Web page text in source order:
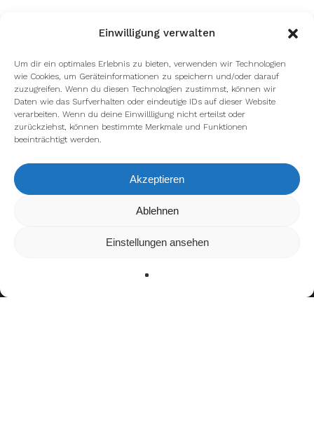
Einwilligung verwalten
Um dir ein optimales Erlebnis zu bieten, verwenden wir Technologien
wie Cookies, um Geräteinformationen zu speichern und/oder darauf
zuzugreifen. Wenn du diesen Technologien zustimmst, können wir
Daten wie das Surfverhalten oder eindeutige IDs auf dieser Website
verarbeiten. Wenn du deine Einwillligung nicht erteilst oder
zurückziehst, können bestimmte Merkmale und Funktionen
beeinträchtigt werden.
Akzeptieren
Ablehnen
Einstellungen ansehen
Wir verwenden Cookies, um dir die bestmögliche Erfahrung auf
kannst du erfahren, welche Cookies wir
verwenden oder sie ausschalten.